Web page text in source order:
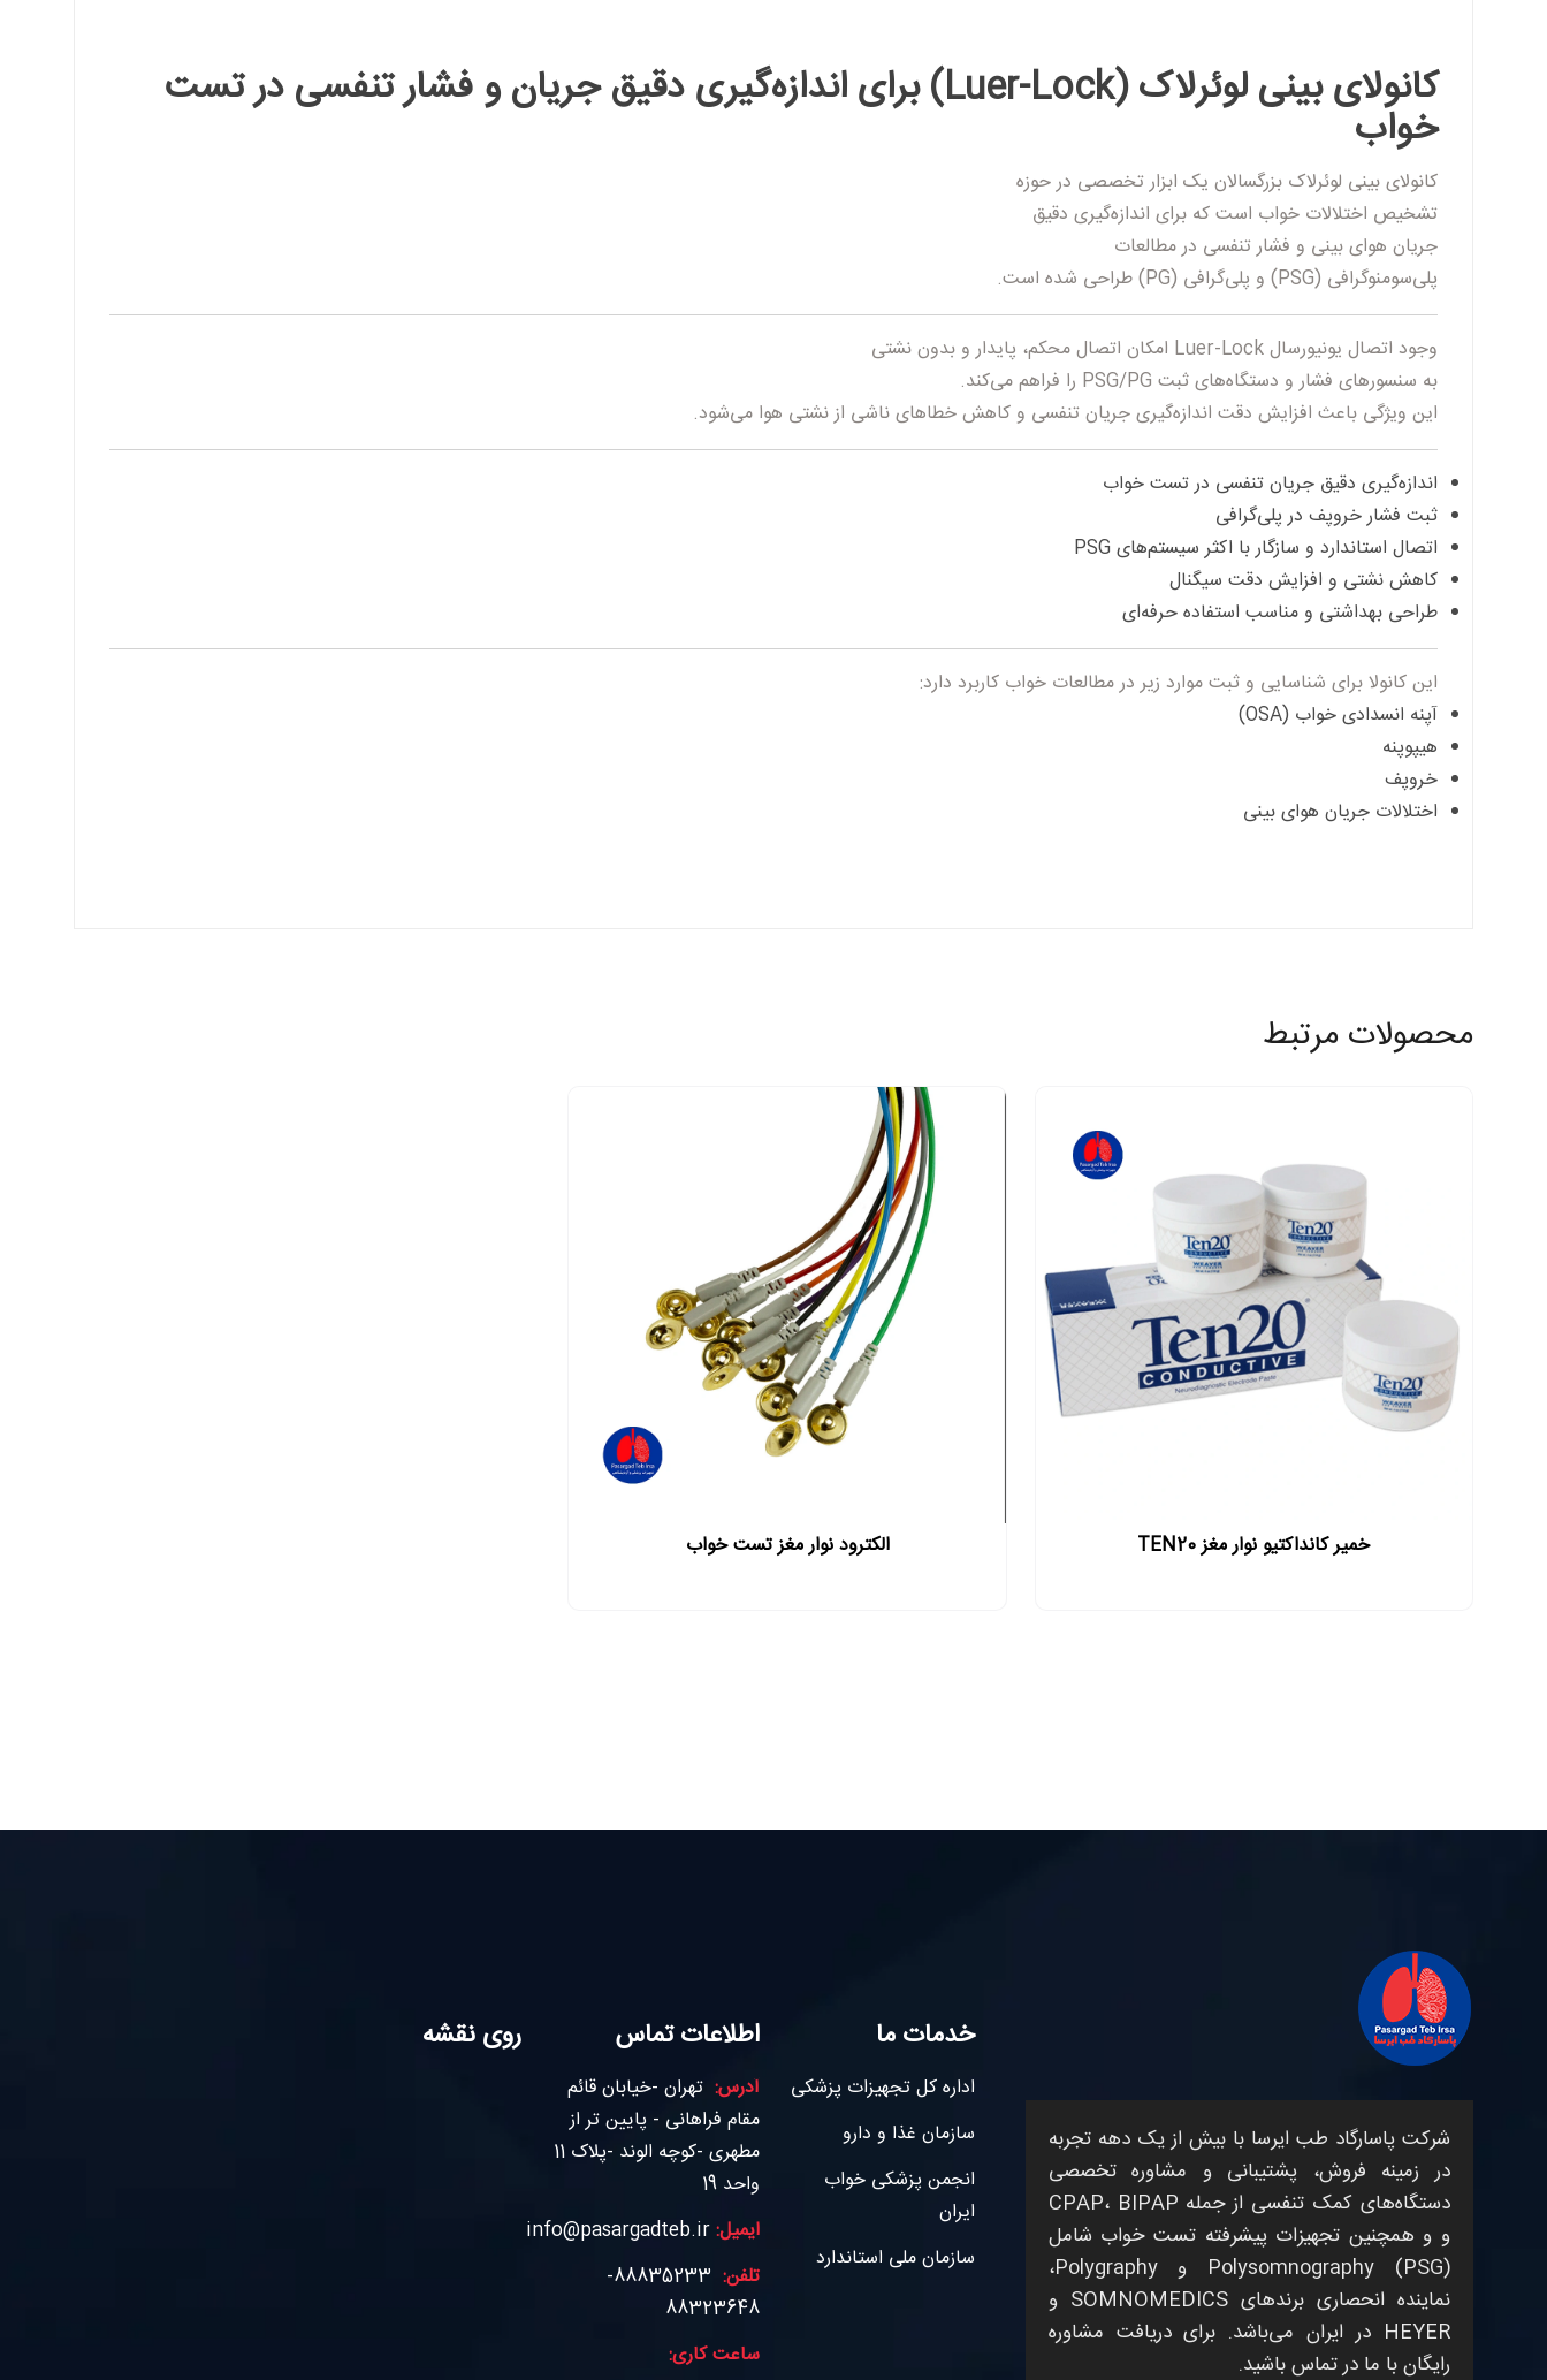
کانولای بینی لوئرلاک (Luer-Lock) برای اندازه‌گیری دقیق جریان و فشار تنفسی در تست
خواب
کانولای بینی لوئرلاک بزرگسالان یک ابزار تخصصی در حوزه
تشخیص اختلالات خواب است که برای اندازه‌گیری دقیق
جریان هوای بینی و فشار تنفسی در مطالعات
پلی‌سومنوگرافی (PSG)
و پلی‌گرافی (PG) طراحی شده است.
وجود اتصال یونیورسال Luer-Lock
امکان اتصال محکم، پایدار و بدون نشتی
به سنسورهای فشار و دستگاه‌های ثبت PSG/PG را فراهم می‌کند.
این ویژگی باعث افزایش دقت اندازه‌گیری جریان تنفسی و کاهش خطاهای ناشی از نشتی هوا می‌شود.
اندازه‌گیری دقیق جریان تنفسی در تست خواب
ثبت فشار خروپف در پلی‌گرافی
اتصال استاندارد و سازگار با اکثر سیستم‌های PSG
کاهش نشتی و افزایش دقت سیگنال
طراحی بهداشتی و مناسب استفاده حرفه‌ای
این کانولا برای شناسایی و ثبت موارد زیر در مطالعات خواب کاربرد دارد:
آپنه انسدادی خواب (OSA)
هیپوپنه
خروپف
اختلالات جریان هوای بینی
محصولات مرتبط
خمیر کانداکتیو نوار مغز TEN20 الکترود نوار مغز تست خواب
شرکت پاسارگاد طب ایرسا با بیش از یک دهه تجربه
در زمینه فروش، پشتیبانی و مشاوره تخصصی
دستگاه‌های کمک تنفسی از جمله CPAP، BIPAP
و و همچنین تجهیزات پیشرفتهتست خواب شامل
Polysomnography (PSG) وPolygraphy،
نماینده انحصاری برندهایSOMNOMEDICS و
HEYER در ایران می‌باشد. برای دریافت مشاوره
رایگان با ما در تماس باشید.
خدمات ما
اداره کل تجهیزات پزشکی
سازمان غذا و دارو
انجمن پزشکی خواب
ایران
سازمان ملی استاندارد
اطلاعات تماس
آدرس: تهران -خیابان قائم
مقام فراهانی - پایین تر از
مطهری -کوچه الوند -پلاک 11
واحد 19
ایمیل:info@pasargadteb.ir
تلفن:
88835233-
88323648
ساعت کاری:
روی نقشه